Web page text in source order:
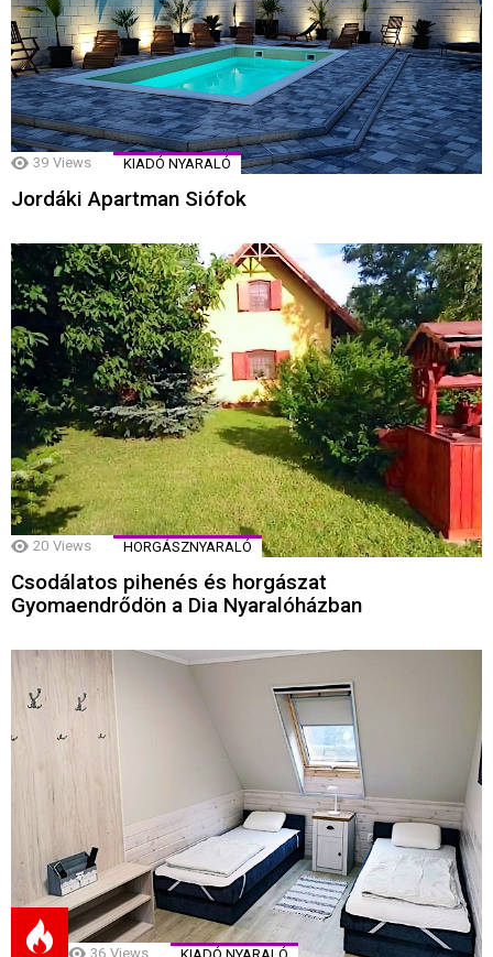
39 Views KIADÓ NYARALÓ
Jordáki Apartman Siófok
20 Views HORGÁSZNYARALÓ
Csodálatos pihenés és horgászat
Gyomaendrődön a Dia Nyaralóházban
36 Views